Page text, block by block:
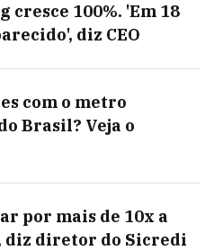
cresce 100%. 'Em 18
diz CEO
com o metro
Brasil? Veja o
por mais de 10x a
diretor do Sicredi